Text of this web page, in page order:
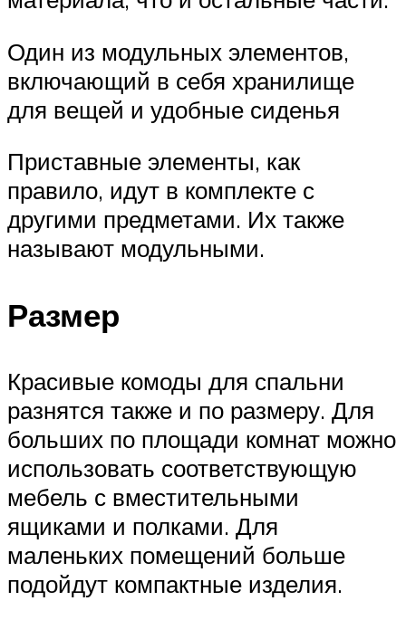
Один из модульных элементов,
включающий в себя хранилище
для вещей и удобные сиденья
Приставные элементы, как
правило, идут в комплекте с
другими предметами. Их также
называют модульными.
Размер
Красивые комоды для спальни
разнятся также и по размеру. Для
больших по площади комнат можно
использовать соответствующую
мебель с вместительными
ящиками и полками. Для
маленьких помещений больше
подойдут компактные изделия.